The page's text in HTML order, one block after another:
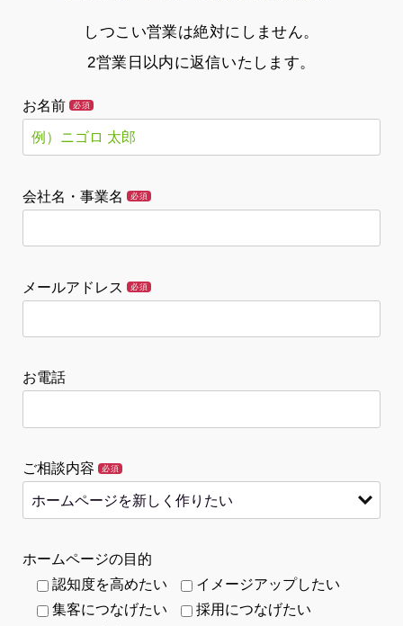
しつこい営業は絶対にしません。
2営業日以内に返信いたします。
お名前 必須
会社名・事業名 必須
メールアドレス 必須
お電話
ご相談内容 必須
ホームページの目的
認知度を高めたい
イメージアップしたい
集客につなげたい
採用につなげたい